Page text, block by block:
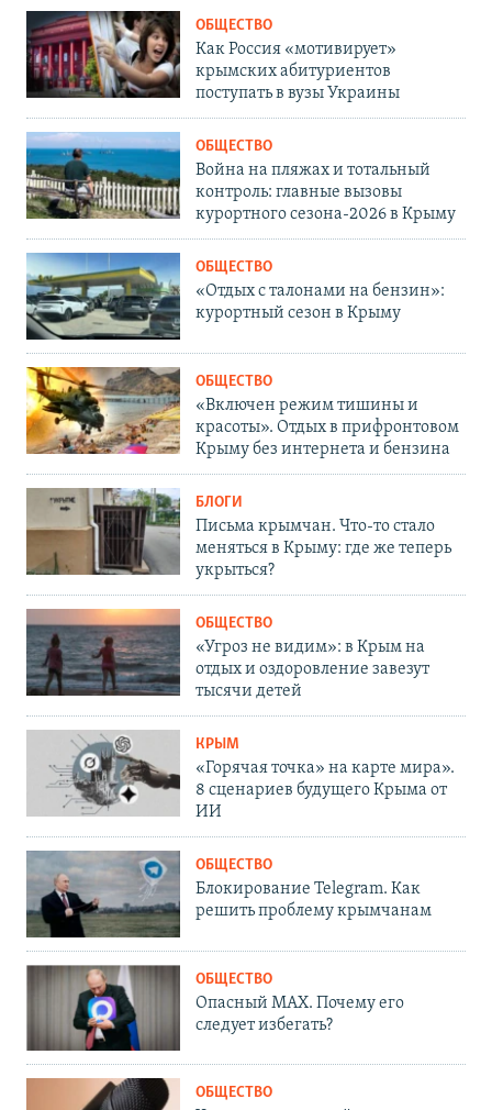
ОБЩЕСТВО
Как Россия «мотивирует»
крымских абитуриентов
поступать в вузы Украины
ОБЩЕСТВО
Война на пляжах и тотальный
контроль: главные вызовы
курортного сезона-2026 в Крыму
ОБЩЕСТВО
«Отдых с талонами на бензин»:
курортный сезон в Крыму
ОБЩЕСТВО
«Включен режим тишины и
красоты». Отдых в прифронтовом
Крыму без интернета и бензина
БЛОГИ
Письма крымчан. Что-то стало
меняться в Крыму: где же теперь
укрыться?
ОБЩЕСТВО
«Угроз не видим»: в Крым на
отдых и оздоровление завезут
тысячи детей
КРЫМ
«Горячая точка» на карте мира».
8 сценариев будущего Крыма от
ИИ
ОБЩЕСТВО
Блокирование Telegram. Как
решить проблему крымчанам
ОБЩЕСТВО
Опасный MAX. Почему его
следует избегать?
ОБЩЕСТВО